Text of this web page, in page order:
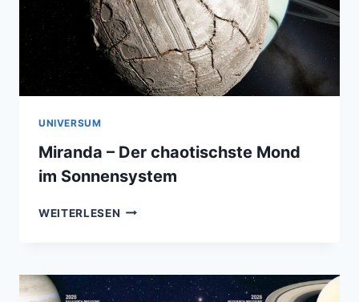
UNIVERSUM
Miranda – Der chaotischste Mond
im Sonnensystem
WEITERLESEN MIRANDA
MOND
IM